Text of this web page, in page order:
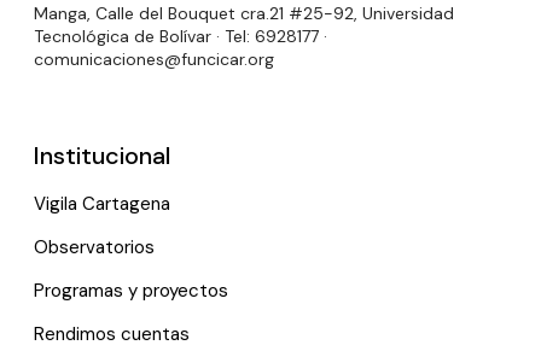
Manga, Calle del Bouquet cra.21 #25-92, Universidad
Tecnológica de Bolívar · Tel: 6928177 ·
comunicaciones@funcicar.org
Institucional
Vigila Cartagena
Observatorios
Programas y proyectos
Rendimos cuentas